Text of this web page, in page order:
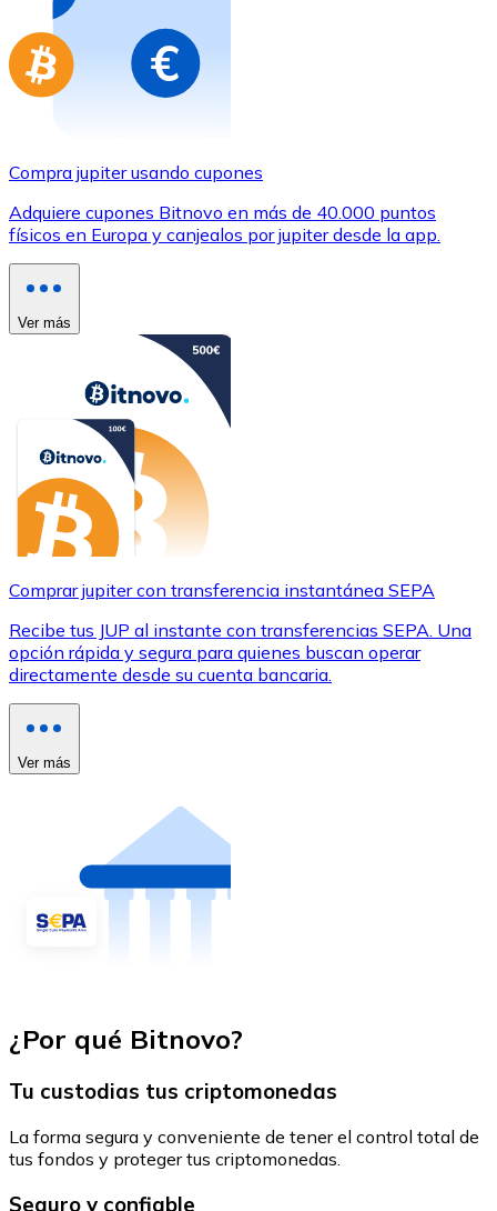
Ir a la tienda de tarjetas regalo
Compra jupiter usando cupones
Adquiere cupones Bitnovo en más de 40.000 puntos
físicos en Europa y canjealos por jupiter desde la app.
Ver más
Comprar jupiter con transferencia instantánea SEPA
Recibe tus JUP al instante con transferencias SEPA. Una
opción rápida y segura para quienes buscan operar
directamente desde su cuenta bancaria.
Ver más
¿Por qué Bitnovo?
Tu custodias tus criptomonedas
La forma segura y conveniente de tener el control total de
tus fondos y proteger tus criptomonedas.
Seguro y confiable